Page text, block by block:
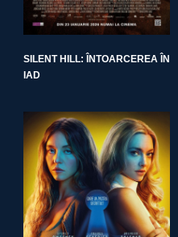
SILENT HILL: ÎNTOARCEREA ÎN
IAD